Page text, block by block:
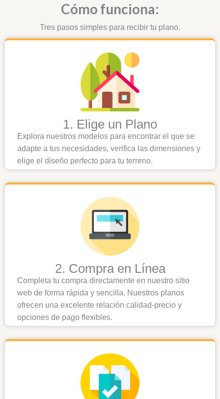
Cómo funciona:
Tres pasos simples para recibir tu plano.
1. Elige un Plano
Explora nuestros modelos para encontrar el que se
adapte a tus necesidades, verifica las dimensiones y
elige el diseño perfecto para tu terreno.
2. Compra en Línea
Completa tu compra directamente en nuestro sitio
web de forma rápida y sencilla. Nuestros planos
ofrecen una excelente relación calidad-precio y
opciones de pago flexibles.